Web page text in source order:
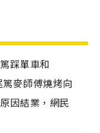
踩單車和
麥師傅燒烤向
因結業，網民